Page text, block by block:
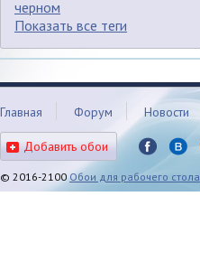
черном
Показать все теги
Главная Форум Новости
Добавить обои
© 2016-2100Обои для рабочего стола